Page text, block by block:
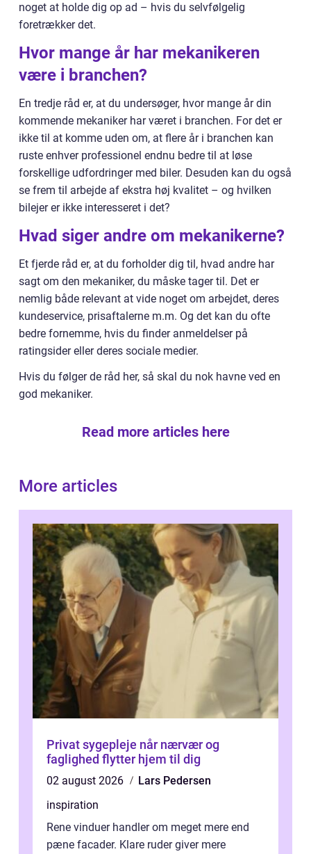
noget at holde dig op ad – hvis du selvfølgelig
foretrækker det.
Hvor mange år har mekanikeren
være i branchen?
En tredje råd er, at du undersøger, hvor mange år din
kommende mekaniker har været i branchen. For det er
ikke til at komme uden om, at flere år i branchen kan
ruste enhver professionel endnu bedre til at løse
forskellige udfordringer med biler. Desuden kan du også
se frem til arbejde af ekstra høj kvalitet – og hvilken
bilejer er ikke interesseret i det?
Hvad siger andre om mekanikerne?
Et fjerde råd er, at du forholder dig til, hvad andre har
sagt om den mekaniker, du måske tager til. Det er
nemlig både relevant at vide noget om arbejdet, deres
kundeservice, prisaftalerne m.m. Og det kan du ofte
bedre fornemme, hvis du finder anmeldelser på
ratingsider eller deres sociale medier.
Hvis du følger de råd her, så skal du nok havne ved en
god mekaniker.
Read more articles here
More articles
Privat sygepleje når nærvær og
faglighed flytter hjem til dig
02 august 2026
Lars Pedersen
inspiration
Rene vinduer handler om meget mere end
pæne facader. Klare ruder giver mere